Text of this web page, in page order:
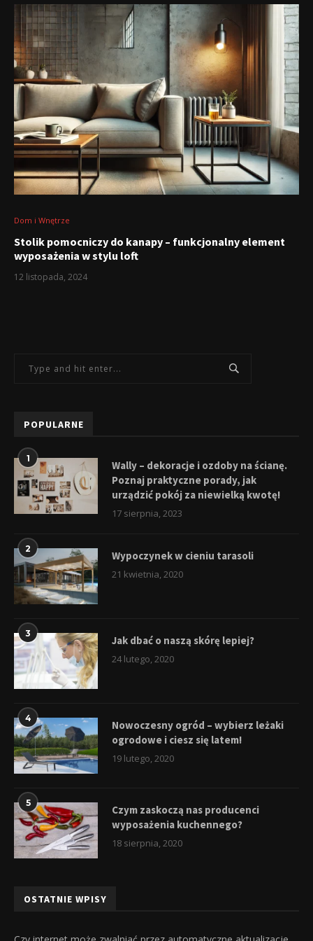
Dom i Wnętrze
Stolik pomocniczy do kanapy – funkcjonalny element
wyposażenia w stylu loft
12 listopada, 2024
POPULARNE
1
Wally – dekoracje i ozdoby na ścianę.
Poznaj praktyczne porady, jak
urządzić pokój za niewielką kwotę!
17 sierpnia, 2023
2
Wypoczynek w cieniu tarasoli
21 kwietnia, 2020
3
Jak dbać o naszą skórę lepiej?
24 lutego, 2020
4
Nowoczesny ogród – wybierz leżaki
ogrodowe i ciesz się latem!
19 lutego, 2020
5
Czym zaskoczą nas producenci
wyposażenia kuchennego?
18 sierpnia, 2020
OSTATNIE WPISY